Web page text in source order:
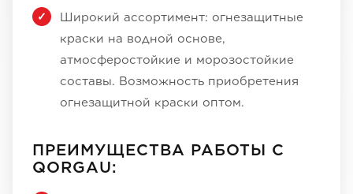
Широкий ассортимент: огнезащитные
краски на водной основе,
атмосферостойкие и морозостойкие
составы. Возможность приобретения
огнезащитной краски оптом.
ПРЕИМУЩЕСТВА РАБОТЫ С
QORGAU: